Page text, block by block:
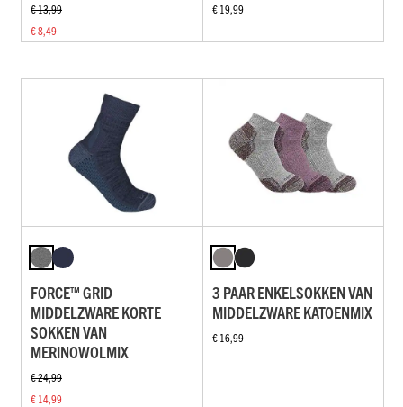
€ 13,99
€ 8,49
€ 19,99
FORCE™ GRID
MIDDELZWARE KORTE
SOKKEN VAN
MERINOWOLMIX
€ 24,99
€ 14,99
3 PAAR ENKELSOKKEN VAN
MIDDELZWARE KATOENMIX
€ 16,99